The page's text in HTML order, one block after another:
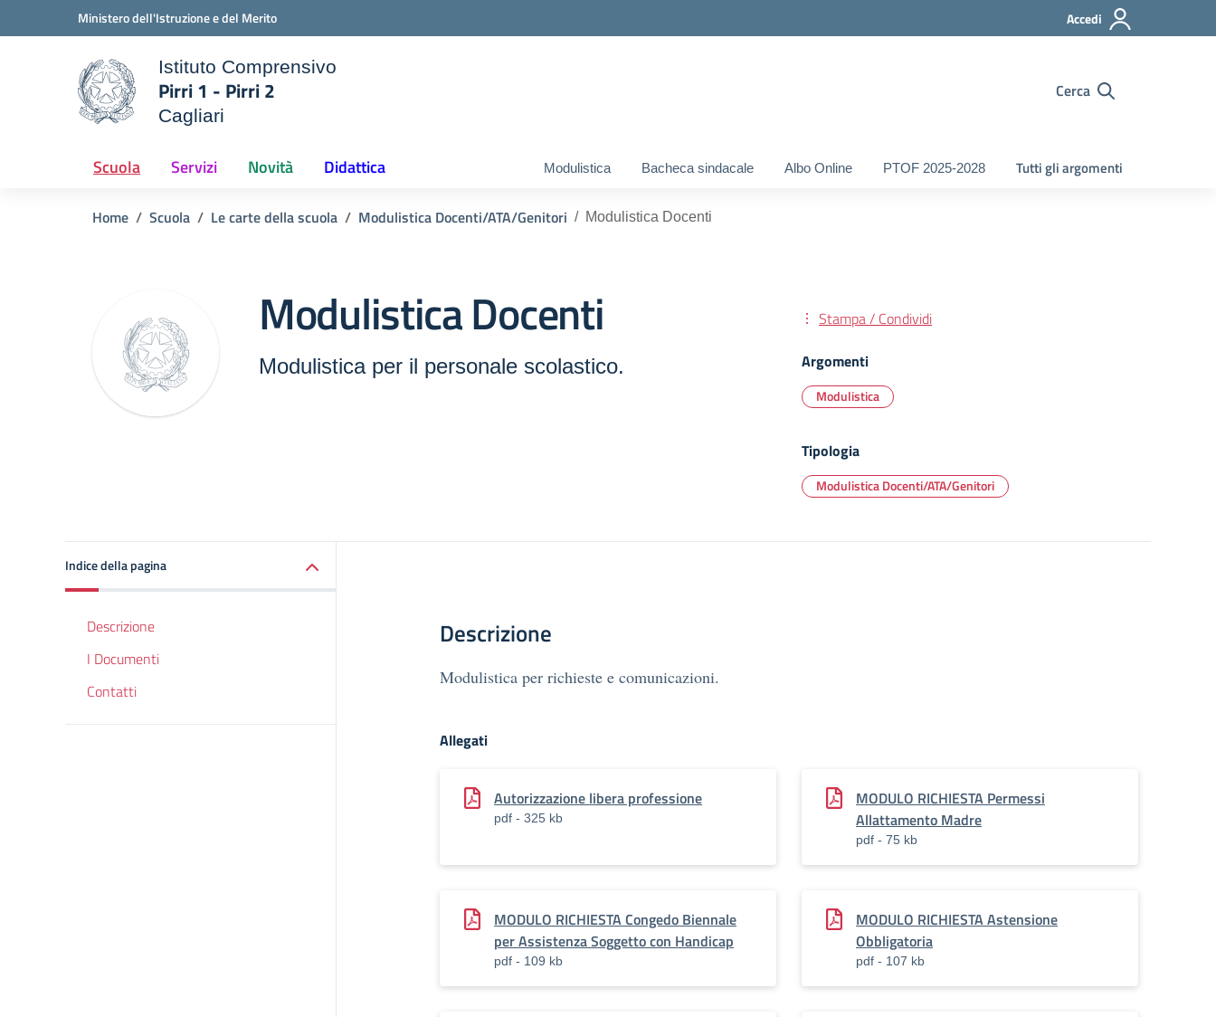
Vai ai contenuti
Vai al menu di navigazioneMinistero dell'Istruzione e del Merito Accedi
della scuola
Istituto Comprensivo
Pirri 1 - Pirri 2
Cagliari
Cerca
Scuola Servizi Novità Didattica Modulistica Bacheca sindacale Albo Online PTOF 2025-2028 Tutti gli argomenti
Home Scuola Le carte della scuola Modulistica Docenti/ATA/Genitori Modulistica Docenti
Modulistica Docenti
Modulistica per il personale scolastico.
Stampa / Condividi
Argomenti
Modulistica
Tipologia
Modulistica Docenti/ATA/Genitori
Indice della pagina
Descrizione
I Documenti
Contatti
Descrizione
Modulistica per richieste e comunicazioni.
Allegati
Autorizzazione libera professione
pdf - 325 kb
MODULO RICHIESTA Permessi
Allattamento Madre
pdf - 75 kb
MODULO RICHIESTA Congedo Biennale
per Assistenza Soggetto con Handicap
pdf - 109 kb
MODULO RICHIESTA Astensione
Obbligatoria
pdf - 107 kb